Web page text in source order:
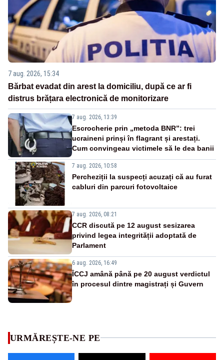
7 aug. 2026, 15:34
Bărbat evadat din arest la domiciliu, după ce ar fi
distrus brățara electronică de monitorizare
7 aug. 2026, 13:39
Escrocherie prin „metoda BNR”: trei
ucraineni prinși în flagrant și arestați.
Cum convingeau victimele să le dea banii
7 aug. 2026, 10:58
Percheziții la suspecți acuzați că au furat
cabluri din parcuri fotovoltaice
7 aug. 2026, 08:21
CCR discută pe 12 august sesizarea
privind legea integrității adoptată de
Parlament
6 aug. 2026, 16:49
ÎCCJ amână până pe 20 august verdictul
în procesul dintre magistrați și Guvern
URMĂREȘTE-NE PE